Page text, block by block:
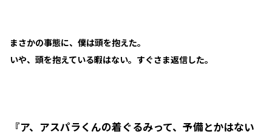
まさかの事態に、僕は頭を抱えた。
いや、頭を抱えている暇はない。すぐさま返信した。
『ア、アスパラくんの着ぐるみって、予備とかはない